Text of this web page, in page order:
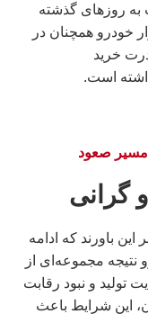
به روزهای گذشته
خودرو همچنان در
خرید
است.
گرانی
باورند که ادامه
مجموعه‌ای از
تولید و نبود رقابت
این شرایط باعث